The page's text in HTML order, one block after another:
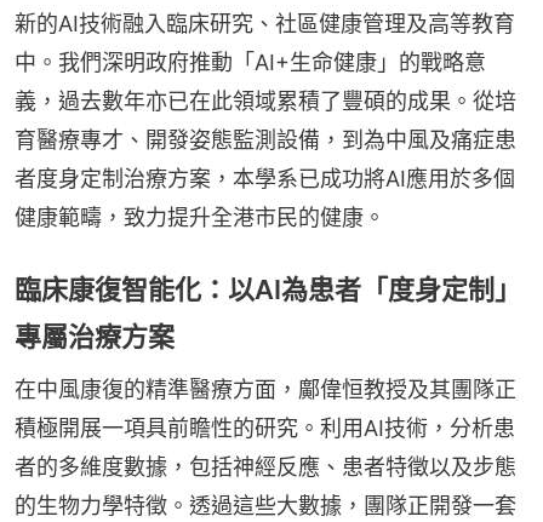
新的AI技術融入臨床研究、社區健康管理及高等教育
中。我們深明政府推動「AI+生命健康」的戰略意
義，過去數年亦已在此領域累積了豐碩的成果。從培
育醫療專才、開發姿態監測設備，到為中風及痛症患
者度身定制治療方案，本學系已成功將AI應用於多個
健康範疇，致力提升全港市民的健康。
臨床康復智能化：以AI為患者「度身定制」
專屬治療方案
在中風康復的精準醫療方面，鄺偉恒教授及其團隊正
積極開展一項具前瞻性的研究。利用AI技術，分析患
者的多維度數據，包括神經反應、患者特徵以及步態
的生物力學特徵。透過這些大數據，團隊正開發一套